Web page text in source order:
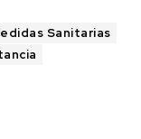
Sanitarias